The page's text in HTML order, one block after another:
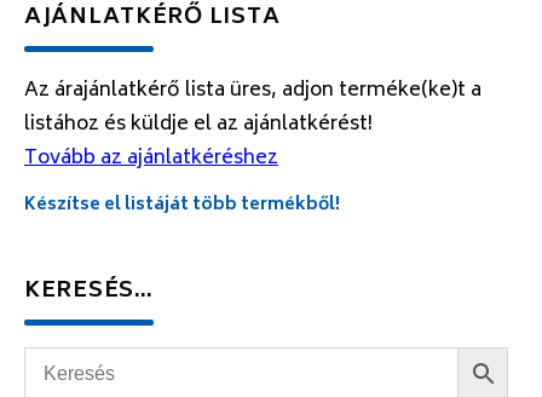
AJÁNLATKÉRŐ LISTA
Az árajánlatkérő lista üres, adjon terméke(ke)t a
listához és küldje el az ajánlatkérést!
Tovább az ajánlatkéréshez
Készítse el listáját több termékből!
KERESÉS…